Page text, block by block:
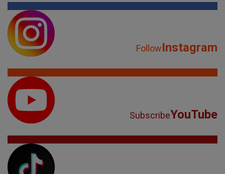
FollowInstagram
SubscribeYouTube